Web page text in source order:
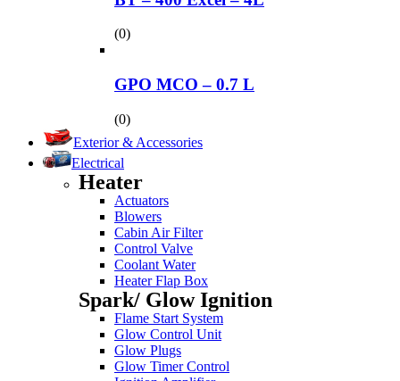
(0)
GPO MCO – 0.7 L
(0)
Exterior & Accessories
Electrical
Heater
Actuators
Blowers
Cabin Air Filter
Control Valve
Coolant Water
Heater Flap Box
Spark/ Glow Ignition
Flame Start System
Glow Control Unit
Glow Plugs
Glow Timer Control